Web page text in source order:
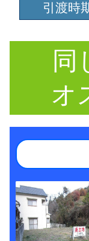
引渡時
同
オ